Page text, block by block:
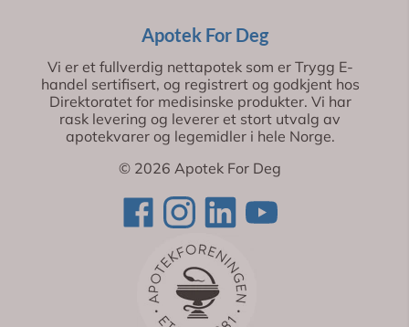
Apotek For Deg
Vi er et fullverdig nettapotek som er Trygg E-
handel sertifisert, og registrert og godkjent hos
Direktoratet for medisinske produkter. Vi har
rask levering og leverer et stort utvalg av
apotekvarer og legemidler i hele Norge.
© 2026 Apotek For Deg